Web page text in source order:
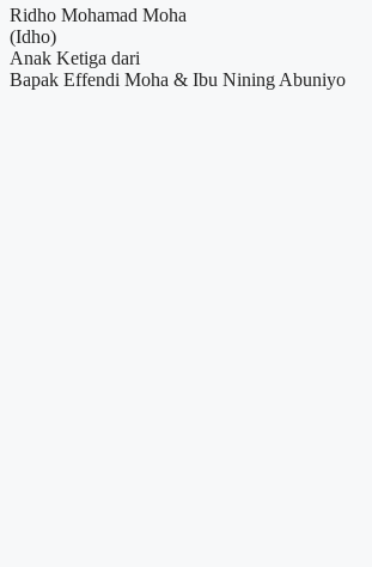
Ridho Mohamad Moha
(Idho)
Anak Ketiga dari
Bapak Effendi Moha & Ibu Nining Abuniyo